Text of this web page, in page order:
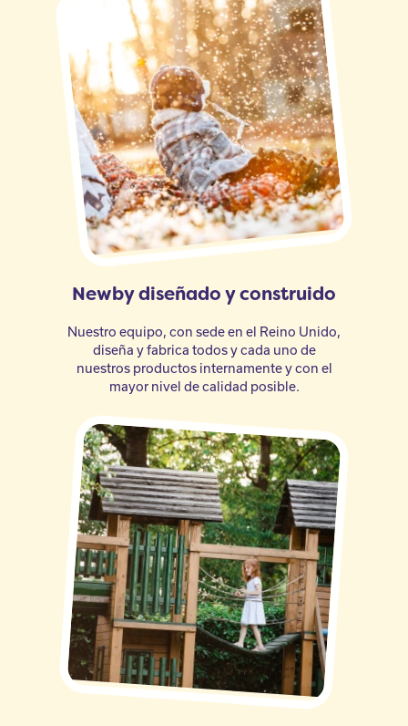
Newby diseñado y construido
Nuestro equipo, con sede en el Reino Unido,
diseña y fabrica todos y cada uno de
nuestros productos internamente y con el
mayor nivel de calidad posible.